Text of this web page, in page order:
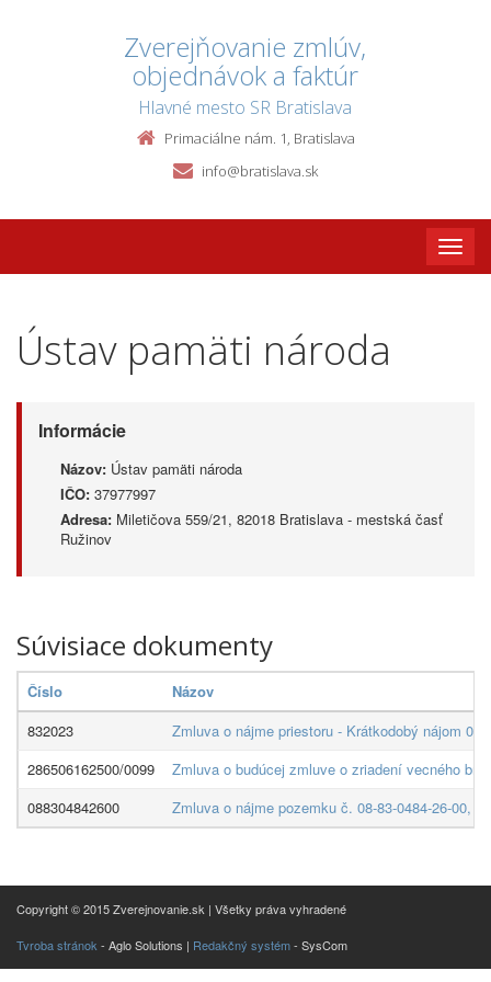
Zverejňovanie zmlúv,
objednávok a faktúr
Hlavné mesto SR Bratislava
Primaciálne nám. 1, Bratislava
info@bratislava.sk
Toggle
Ústav pamäti národa
Informácie
Názov: Ústav pamäti národa
IČO: 37977997
Adresa: Miletičova 559/21, 82018 Bratislava - mestská časť
Ružinov
Súvisiace dokumenty
Číslo
Názov
832023
Zmluva o nájme priestoru - Krátkodobý nájom
286506162500/0099
Zmluva o budúcej zmluve o zriadení vecného
088304842600
Zmluva o nájme pozemku č. 08-83-0484-26-00,
Copyright © 2015 Zverejnovanie.sk | Všetky práva vyhradené
Tvroba stránok - Aglo Solutions | Redakčný systém- SysCom